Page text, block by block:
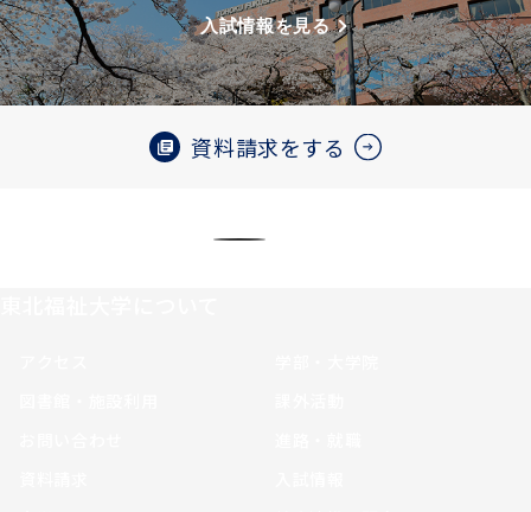
入試情報を見る
資料請求をする